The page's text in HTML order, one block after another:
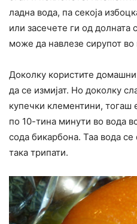
ладна вода, па секоја
или засечете ги од долната
може да навлезе сирупот во
Доколку користите
да се измијат. Но доколку
купечки клементини, тогаш
по 10-тина минути во вода
сода бикарбона. Таа вода
така трипати.